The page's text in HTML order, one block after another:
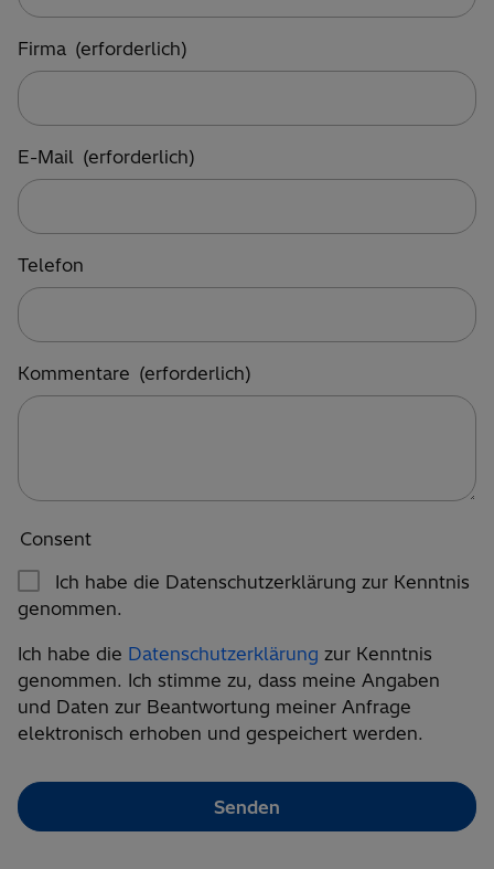
Firma (erforderlich)
E-Mail (erforderlich)
Telefon
Kommentare (erforderlich)
Consent
Ich habe die Datenschutzerklärung zur Kenntnis
genommen.
Ich habe die Datenschutzerklärung zur Kenntnis
genommen. Ich stimme zu, dass meine Angaben
und Daten zur Beantwortung meiner Anfrage
elektronisch erhoben und gespeichert werden.